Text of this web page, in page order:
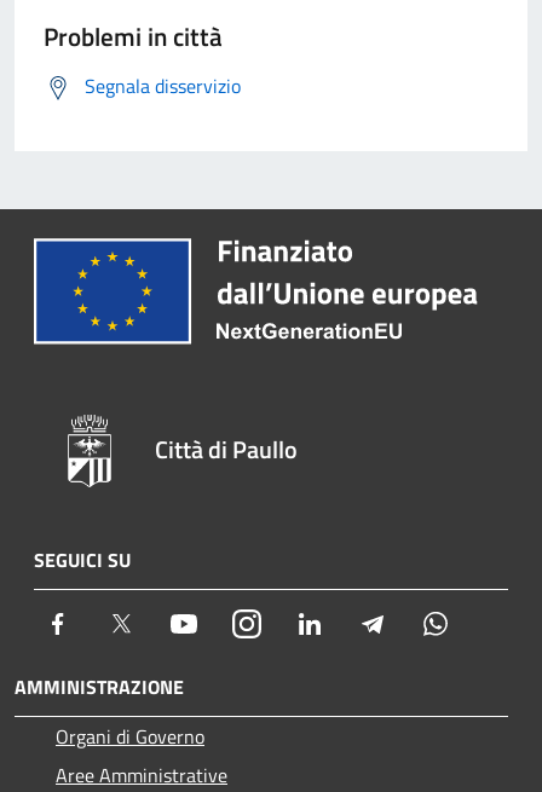
Problemi in città
Segnala disservizio
Città di Paullo
SEGUICI SU
Facebook Twitter YoutubeInstagram LinkedIn Telegram
AMMINISTRAZIONE
Organi di Governo
Aree Amministrative